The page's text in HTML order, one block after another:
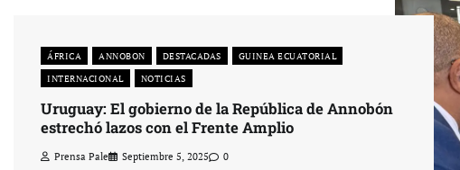
ÁFRICA ANNOBON DESTACADAS
GUINEA ECUATORIAL
INTERNACIONAL
NOTICIAS
Uruguay: El gobierno de la República de Annobón
estrechó lazos con el Frente Amplio
Prensa Pale Septiembre 5, 2025 0